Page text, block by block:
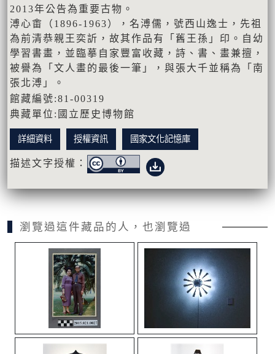
2013年公告為重要古物。
溥心畬（1896-1963），名溥儒，號西山逸士，先祖
為前清恭親王奕訢，故其作品有「舊王孫」印。自幼
學習書畫，並臨摹自家豐富收藏，詩、書、畫兼擅，
被譽為「文人畫的最後一筆」，與張大千並稱為「南
張北溥」。
館藏編號:81-00319
典藏單位:國立歷史博物館
詳細資料 授權資訊 國家文化記憶庫
描述文字授權：
瀏覽過這件藏品的人，也瀏覽過